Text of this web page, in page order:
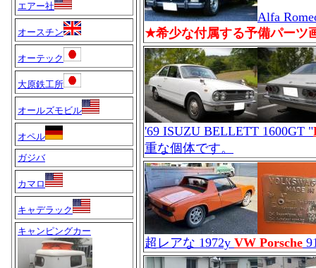
エアー社
オースチン
オーテック
大原鉄工所
オールズモビル
オペル
ガジバ
カマロ
キャデラック
キャンピングカー
Alfa
★希少な付属する予備パーツ
'69 ISUZU BELLETT 1600GT "
重な個体です。
超レアな 1972y VW Porsche